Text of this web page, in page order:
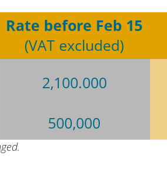
Rate before Feb 15
(VAT excluded)
2,100.000
500,000